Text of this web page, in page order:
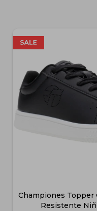
Championes Topper
Resistente